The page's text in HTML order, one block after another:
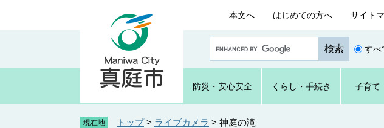
本文へ はじめての方へ サイト
o
e
カ
すべ
防災・ 安心安全 くらし ・手続き 子育て
現在地 トップ > ライブカメラ > 神庭の滝